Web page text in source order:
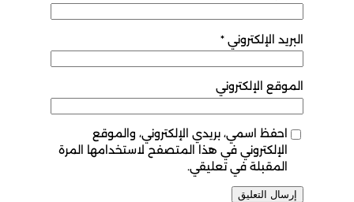
البريد الإلكتروني *
الموقع الإلكتروني
احفظ اسمي، بريدي الإلكتروني، والموقع
الإلكتروني في هذا المتصفح لاستخدامها المرة
المقبلة في تعليقي.